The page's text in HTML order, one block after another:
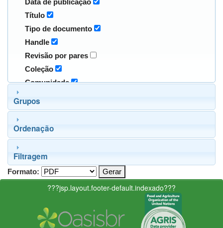
Data de publicação
Título
Tipo de documento
Handle
Revisão por pares
Coleção
Comunidade
Grupos
Ordenação
Filtragem
Formato:
???jsp.layout.footer-default.indexado???